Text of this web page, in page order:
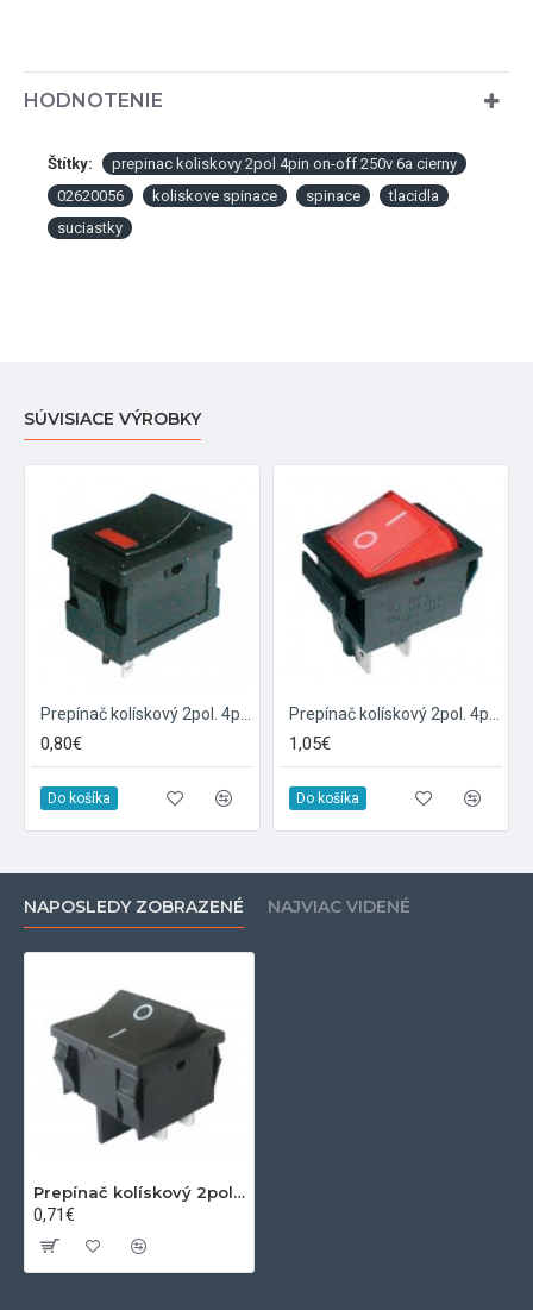
HODNOTENIE
Štítky:
prepinac koliskovy 2pol 4pin on-off 250v 6a cierny
02620056
koliskove spinace spinace
tlacidla
suciastky
SÚVISIACE VÝROBKY
0,80€
Do košíka
1,05€
Do košíka
NAPOSLEDY ZOBRAZENÉ NAJVIAC VIDENÉ
Prepínač kolískový 2pol. 4pin ON-OFF 250V 6A čierny
0,71€